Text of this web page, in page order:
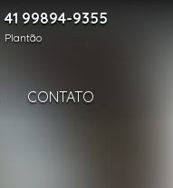
41 99894-9355
Plantão
CONTATO